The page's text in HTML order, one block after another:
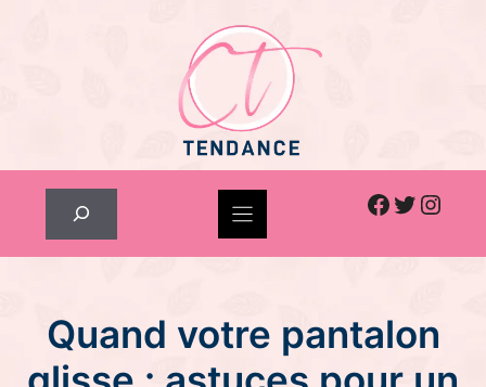
Facebook
Twitter
Quand votre pantalon